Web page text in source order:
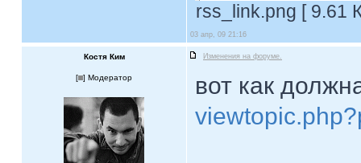
rss_link.png [ 9.61
03 апр, 09 21:16
Костя Ким Изменения на форуме.
[ ] Модератор
вот как